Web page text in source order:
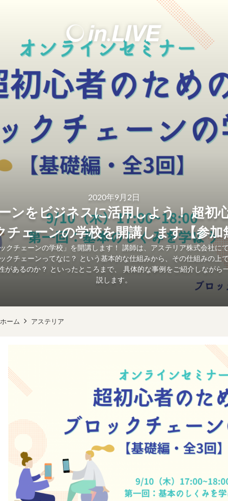
2020年9月2日
ンをビジネスに活用しよう！ 超初
チェーンの学校を開講します【参加
クチェーンの学校」を開講します！ 講師は、アステリア株式会社に
クチェーンってなに？ という基本的な仕組みから、その仕組みの上
があるのか？ といったところまで、 具体的な事例をご紹介しながら
説します。
ホーム アステリア